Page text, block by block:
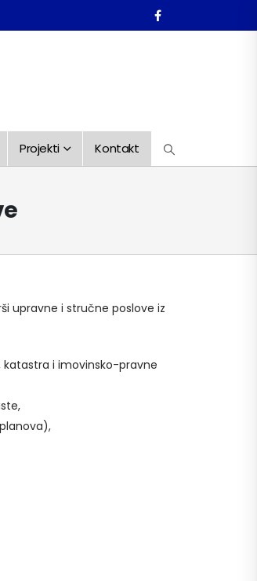
Projekti Kontakt
upravne i stručne poslove iz
katastra i imovinsko-pravne